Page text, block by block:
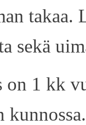
sekä
1 kk
kunnossa.